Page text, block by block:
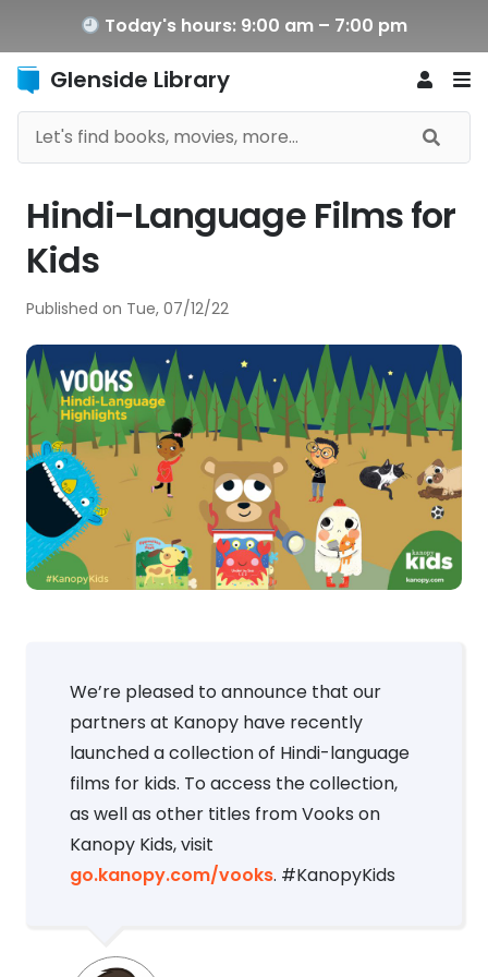
Today's hours: 9:00 am – 7:00 pm
Glenside Library
Hindi-Language Films for
Kids
Published on Tue, 07/12/22
We’re pleased to announce that our
partners at Kanopy have recently
launched a collection of Hindi-language
films for kids. To access the collection,
as well as other titles from Vooks on
Kanopy Kids, visit
go.kanopy.com/vooks. #KanopyKids